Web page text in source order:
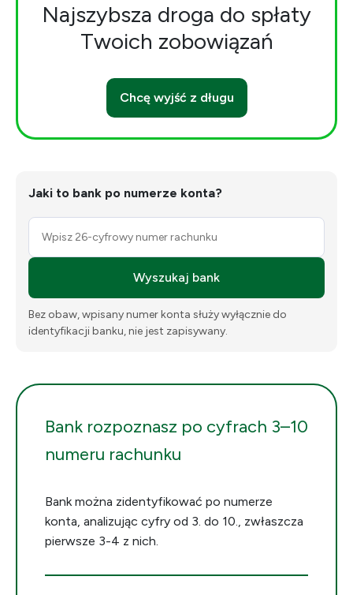
Najszybsza droga do spłaty
Twoich zobowiązań
Chcę wyjść z długu
Jaki to bank po numerze konta?
Wyszukaj bank
Bez obaw, wpisany numer konta służy wyłącznie do
identyfikacji banku, nie jest zapisywany.
Bank rozpoznasz po cyfrach 3–10
numeru rachunku
Bank można zidentyfikować po numerze
konta, analizując cyfry od 3. do 10., zwłaszcza
pierwsze 3-4 z nich.